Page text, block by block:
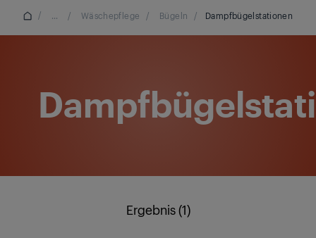
/ ... / Wäschepflege / Bügeln / Dampfbügelstationen
Ergebnis (1)